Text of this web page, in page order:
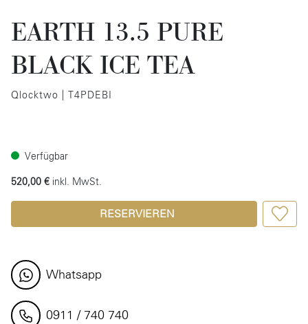
EARTH 13.5 PURE
BLACK ICE TEA
Qlocktwo | T4PDEBI
Verfügbar
520,00 € inkl. MwSt.
RESERVIEREN
Whatsapp
0911 / 740 740